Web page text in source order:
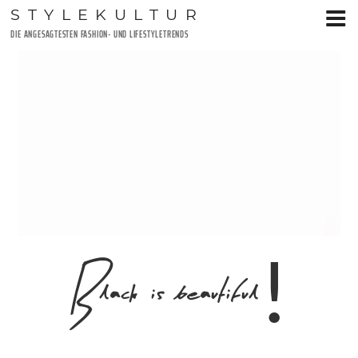
Zum
Inhalt
STYLEKULTUR
DIE ANGESAGTESTEN FASHION- UND LIFESTYLETRENDS
Black is beautiful!